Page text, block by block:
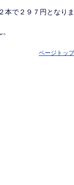
本で２９７円となりま
ページトッ